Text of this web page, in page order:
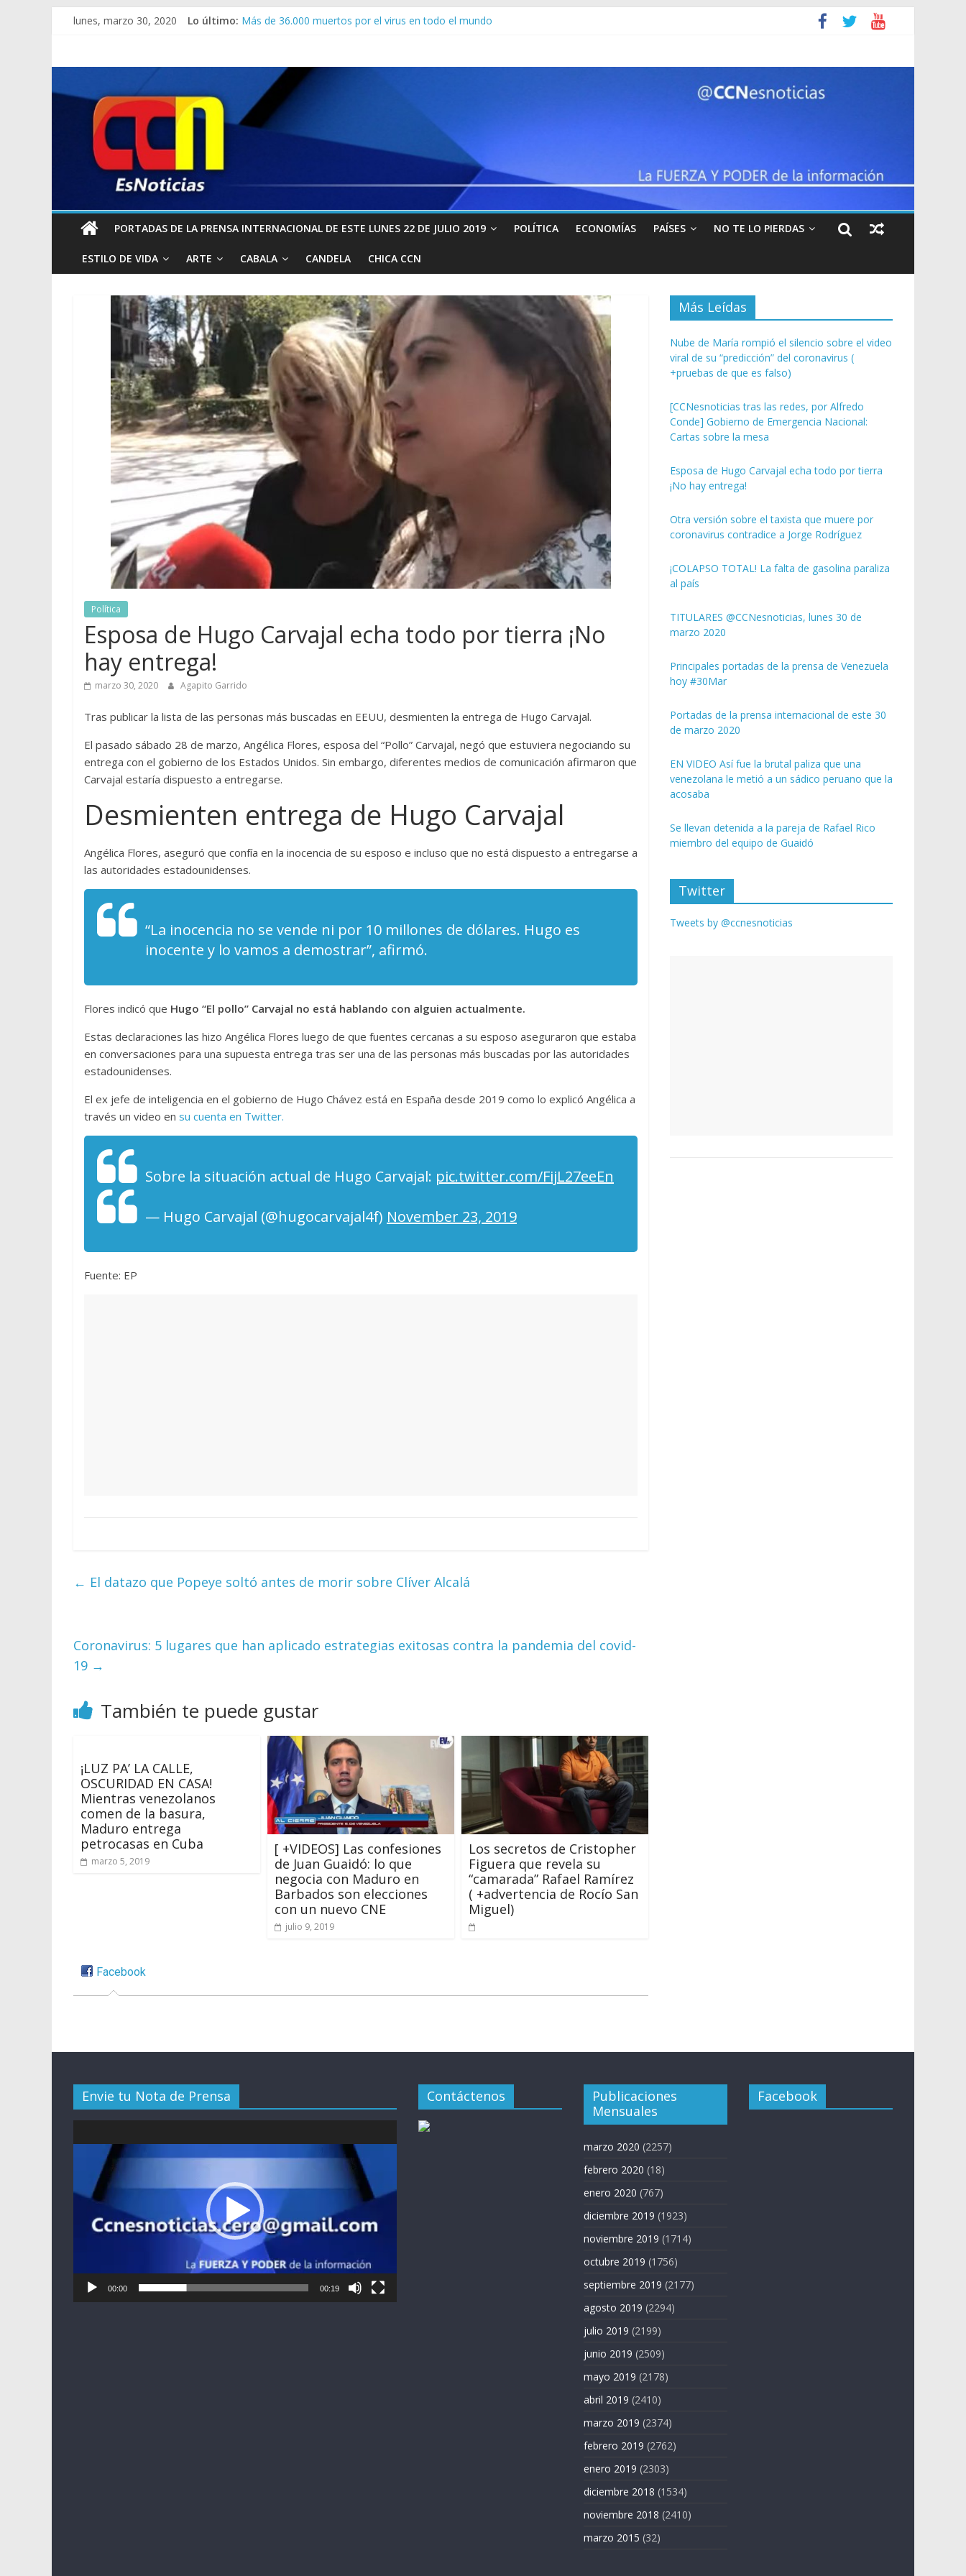
lunes, marzo 30, 2020 Lo último:
Saab desestima actuación de Colombia en respuesta a solicitud del MP sobre decomiso de armas
Más de 36.000 muertos por el virus en todo el mundo
3 mil muertes en Estados Unidos por el coronavirus y contagiados se disparan a 163 mil
PORTADAS DE LA PRENSA INTERNACIONAL DE ESTE LUNES 22 DE JULIO 2019 POLÍTICA ECONOMÍAS PAÍSES NO TE LO PIERDAS
ESTILO DE VIDA ARTE CABALA CANDELA CHICA CCN
Política
Esposa de Hugo Carvajal echa todo por tierra ¡No
hay entrega!
marzo 30, 2020 Agapito Garrido
Tras publicar la lista de las personas más buscadas en EEUU, desmienten la entrega de Hugo Carvajal.
El pasado sábado 28 de marzo, Angélica Flores, esposa del “Pollo” Carvajal, negó que estuviera negociando su
entrega con el gobierno de los Estados Unidos. Sin embargo, diferentes medios de comunicación afirmaron que
Carvajal estaría dispuesto a entregarse.
Desmienten entrega de Hugo Carvajal
Angélica Flores, aseguró que confía en la inocencia de su esposo e incluso que no está dispuesto a entregarse a
las autoridades estadounidenses.
“La inocencia no se vende ni por 10 millones de dólares. Hugo es
inocente y lo vamos a demostrar”, afirmó.
Flores indicó que Hugo “El pollo” Carvajal no está hablando con alguien actualmente.
Estas declaraciones las hizo Angélica Flores luego de que fuentes cercanas a su esposo aseguraron que estaba
en conversaciones para una supuesta entrega tras ser una de las personas más buscadas por las autoridades
estadounidenses.
El ex jefe de inteligencia en el gobierno de Hugo Chávez está en España desde 2019 como lo explicó Angélica a
través un video en su cuenta en Twitter.
Sobre la situación actual de Hugo Carvajal: pic.twitter.com/FijL27eeEn
— Hugo Carvajal (@hugocarvajal4f) November 23, 2019
Fuente: EP
← El datazo que Popeye soltó antes de morir sobre Clíver Alcalá
Coronavirus: 5 lugares que han aplicado estrategias exitosas contra la pandemia del covid-
19 →
También te puede gustar
¡LUZ PA’ LA CALLE,
OSCURIDAD EN CASA!
Mientras venezolanos
comen de la basura,
Maduro entrega
petrocasas en Cuba
marzo 5, 2019
[ +VIDEOS] Las confesiones
de Juan Guaidó: lo que
negocia con Maduro en
Barbados son elecciones
con un nuevo CNE
julio 9, 2019
Los secretos de Cristopher
Figuera que revela su
“camarada” Rafael Ramírez
( +advertencia de Rocío San
Miguel)
Facebook
Más Leídas
Nube de María rompió el silencio sobre el video
viral de su “predicción” del coronavirus (
+pruebas de que es falso)
[CCNesnoticias tras las redes, por Alfredo
Conde] Gobierno de Emergencia Nacional:
Cartas sobre la mesa
Esposa de Hugo Carvajal echa todo por tierra
¡No hay entrega!
Otra versión sobre el taxista que muere por
coronavirus contradice a Jorge Rodríguez
¡COLAPSO TOTAL! La falta de gasolina paraliza
al país
TITULARES @CCNesnoticias, lunes 30 de
marzo 2020
Principales portadas de la prensa de Venezuela
hoy #30Mar
Portadas de la prensa internacional de este 30
de marzo 2020
EN VIDEO Así fue la brutal paliza que una
venezolana le metió a un sádico peruano que la
acosaba
Se llevan detenida a la pareja de Rafael Rico
miembro del equipo de Guaidó
Twitter
Tweets by @ccnesnoticias
Envie tu Nota de Prensa
00:00 00:19
Contáctenos
Publicaciones
Mensuales
marzo 2020 (2257)
febrero 2020 (18)
enero 2020 (767)
diciembre 2019 (1923)
noviembre 2019 (1714)
octubre 2019 (1756)
septiembre 2019 (2177)
agosto 2019 (2294)
julio 2019 (2199)
junio 2019 (2509)
mayo 2019 (2178)
abril 2019 (2410)
marzo 2019 (2374)
febrero 2019 (2762)
enero 2019 (2303)
diciembre 2018 (1534)
noviembre 2018 (2410)
marzo 2015 (32)
Facebook